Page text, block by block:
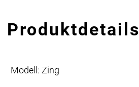
Produktdetails
Modell: Zing